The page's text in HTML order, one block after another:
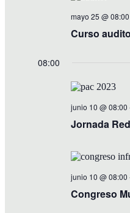
mayo 25 @ 08:00
Curso
08:00
junio 10 @ 08:00
Jornada
junio 10 @ 08:00
Congreso